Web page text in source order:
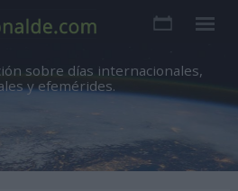
sobre días internacionales,
y efemérides.